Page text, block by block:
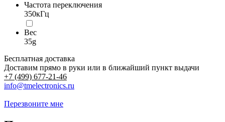
Частота переключения
350кГц
Вес
35g
Бесплатная доставка
Доставим прямо в руки или в ближайший пункт выдачи
+7 (499) 677-21-46
info@tmelectronics.ru
Перезвоните мне